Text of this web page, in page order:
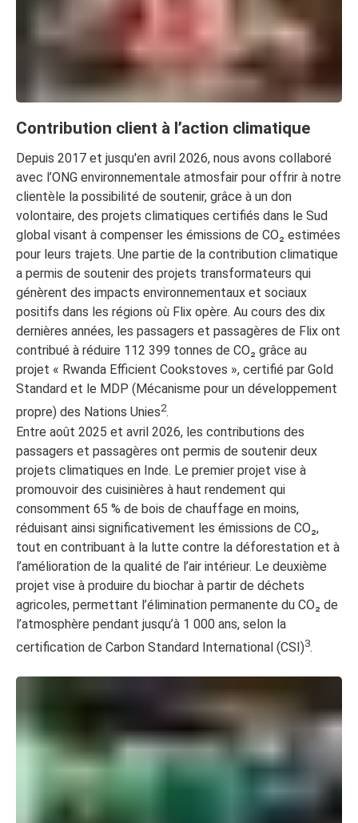
Contribution client à l’action climatique
Depuis 2017 et jusqu'en avril 2026, nous avons collaboré
avec l’ONG environnementale atmosfair pour offrir à notre
clientèle la possibilité de soutenir, grâce à un don
volontaire, des projets climatiques certifiés dans le Sud
global visant à compenser les émissions de CO₂ estimées
pour leurs trajets. Une partie de la contribution climatique
a permis de soutenir des projets transformateurs qui
génèrent des impacts environnementaux et sociaux
positifs dans les régions où Flix opère. Au cours des dix
dernières années, les passagers et passagères de Flix ont
contribué à réduire 112 399 tonnes de CO₂ grâce au
projet « Rwanda Efficient Cookstoves », certifié par Gold
Standard et le MDP (Mécanisme pour un développement
propre) des Nations Unies2.
Entre août 2025 et avril 2026, les contributions des
passagers et passagères ont permis de soutenir deux
projets climatiques en Inde. Le premier projet vise à
promouvoir des cuisinières à haut rendement qui
consomment 65 % de bois de chauffage en moins,
réduisant ainsi significativement les émissions de CO₂,
tout en contribuant à la lutte contre la déforestation et à
l’amélioration de la qualité de l’air intérieur. Le deuxième
projet vise à produire du biochar à partir de déchets
agricoles, permettant l’élimination permanente du CO₂ de
l’atmosphère pendant jusqu’à 1 000 ans, selon la
certification de Carbon Standard International (CSI)3.